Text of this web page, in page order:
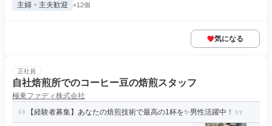
主婦・主夫歓迎 +12個
気になる
正社員
自社焙煎所でのコーヒー豆の焙煎スタッフ
極東ファディ株式会社
【経験者募集】あなたの焙煎技術で最高の1杯を✨男性活躍中！